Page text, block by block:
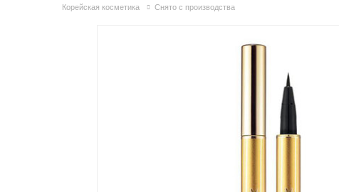
Корейская косметика Снято с производства